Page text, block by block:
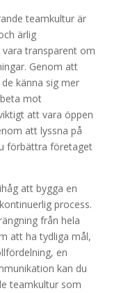
teamkultur är
ärlig
transparent om
Genom att
känna sig mer
mot
att vara öppen
att lyssna på
förbättra företaget
att bygga en
process.
från hela
att ha tydliga mål,
en
kan du
teamkultur som